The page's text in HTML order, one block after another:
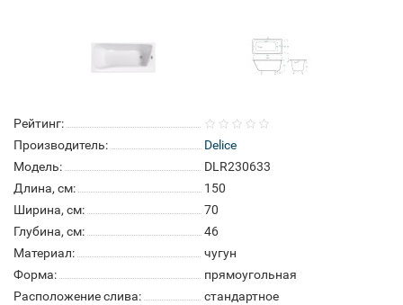
Рейтинг:
Производитель:
Delice
Модель:
DLR230633
Длина, см:
150
Ширина, см:
70
Глубина, см:
46
Материал:
чугун
Форма:
прямоугольная
Расположение слива:
стандартное